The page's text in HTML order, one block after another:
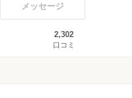
メッセージ
2,302
口コミ